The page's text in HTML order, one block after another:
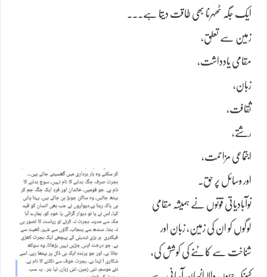
ایک جگہ ٹھہرنا بھی طاقت دیتا ہے۔۔۔
زمین سے تعلق،
مقامی یادداشت،
زبان،
ثقافت،
رشتے،
اجتماعی مزاحمت،
اور وسائل پر حق۔
نوآبادیاتی قوتوں نے ہمیشہ مقامی
لوگوں کو ان کی زمین، زبان اور
شناخت سے کاٹنے کی کوشش کی،